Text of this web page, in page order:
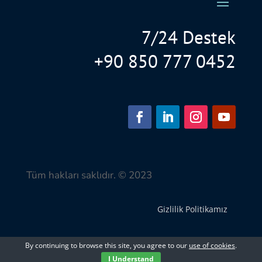
7/24 Destek
+90 850 777 0452
Tüm hakları saklıdır. © 2023
Gizlilik Politikamız
By continuing to browse this site, you agree to our use of cookies.
I Understand